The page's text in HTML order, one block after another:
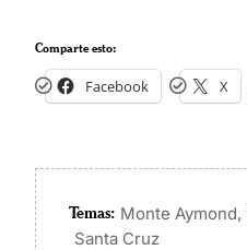
Comparte esto:
Facebook X
Temas: Monte Aymond,
Santa Cruz